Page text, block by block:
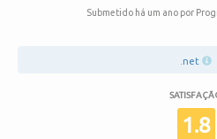
Submetido há um ano por
.net
1.8